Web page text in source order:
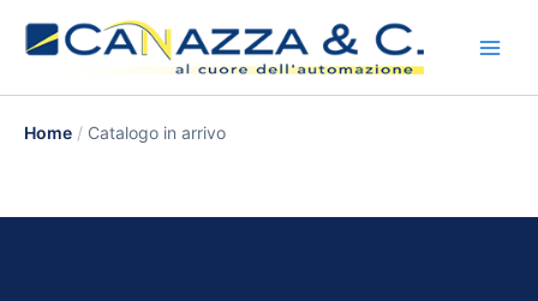
Home Catalogo in arrivo